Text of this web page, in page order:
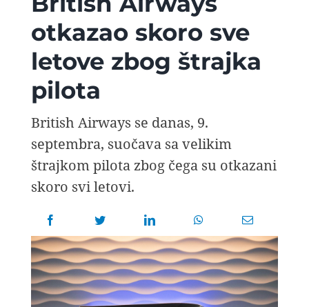
AVIOPEDIA
SPECIJAL
FOTO PRIČA
TEMA
AGENT
for:
otkazao skoro sve
letove zbog štrajka
pilota
British Airways se danas, 9.
septembra, suočava sa velikim
štrajkom pilota zbog čega su otkazani
skoro svi letovi.